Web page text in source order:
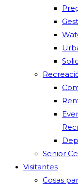
Senior
Visitantes
Cosas